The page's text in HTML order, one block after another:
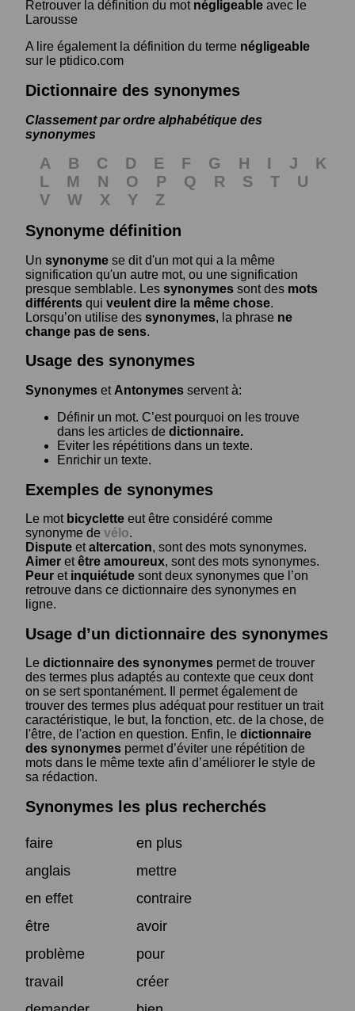
Retrouver la définition du mot négligeable avec le
Larousse
A lire également la définition du terme négligeable
sur le ptidico.com
Dictionnaire des synonymes
Classement par ordre alphabétique des
synonymes
A B C D E F G H I J
K
L
M N O P Q R S T
U
V
W X Y
Z
Synonyme définition
Un synonyme se dit d'un mot qui a la même
signification qu'un autre mot, ou une signification
presque semblable. Les synonymes sont des mots
différents qui veulent dire la même chose.
Lorsqu’on utilise des synonymes, la phrase ne
change pas de sens.
Usage des synonymes
Synonymes et Antonymes servent à:
Définir un mot. C’est pourquoi on les trouve
dans les articles de dictionnaire.
Eviter les répétitions dans un texte.
Enrichir un texte.
Exemples de synonymes
Le mot bicyclette eut être considéré comme
synonyme de vélo.
Dispute etaltercation, sont des mots synonymes.
Aimer etêtre amoureux, sont des mots synonymes.
Peur et inquiétude sont deux synonymes que l’on
retrouve dans ce dictionnaire des synonymes en
ligne.
Usage d’un dictionnaire des synonymes
Le dictionnaire des synonymes permet de trouver
des termes plus adaptés au contexte que ceux dont
on se sert spontanément. Il permet également de
trouver des termes plus adéquat pour restituer un trait
caractéristique, le but, la fonction, etc. de la chose, de
l'être, de l'action en question. Enfin, le dictionnaire
des synonymes permet d’éviter une répétition de
mots dans le même texte afin d’améliorer le style de
sa rédaction.
Synonymes les plus recherchés
faire
en plus
anglais
mettre
en effet
contraire
être
avoir
problème
pour
travail
créer